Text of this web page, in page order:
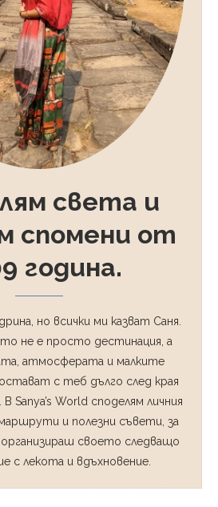
света и
спомени от
година.
но всички ми казват Саня.
не е просто дестинация, а
атмосферата и малките
с теб дълго след края
Sanya’s World споделям личния
и полезни съвети, за
своето следващо
с лекота и вдъхновение.